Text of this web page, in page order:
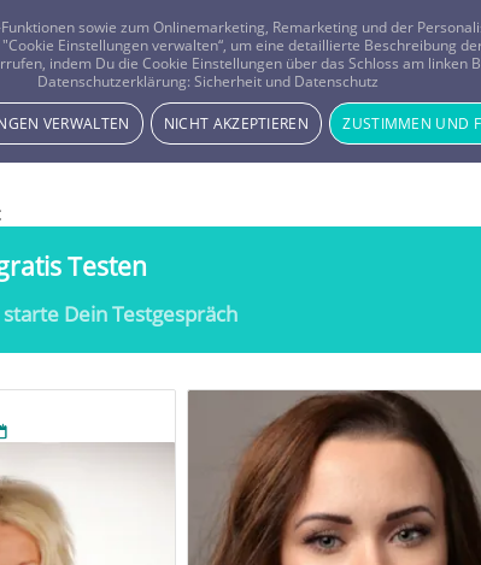
Beratung Horoskope
Testen
Dein Testgespräch
sowie zum Onlinemarketing, Remarketing und der
Einstellungen verwalten“, um eine detaillierte Beschreibung
indem Du die Cookie Einstellungen über das Schloss am
Datenschutzerklärung: Sicherheit und Datenschutz
VERWALTEN NICHT AKZEPTIEREN ZUSTIMMEN UND